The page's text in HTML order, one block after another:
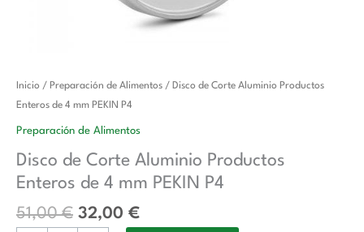
Inicio / Preparación de Alimentos / Disco de Corte Aluminio Productos
Enteros de 4 mm PEKIN P4
Preparación de Alimentos
Disco de Corte Aluminio Productos
Enteros de 4 mm PEKIN P4
51,00€
El
precio
original
51,00 €.
32,00 €
El
32,00 €.
Disco
de
Corte
Productos
Enteros
4